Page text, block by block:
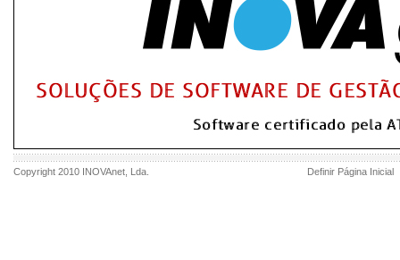
Copyright 2010 INOVAnet , Lda. Definir Página Inicial